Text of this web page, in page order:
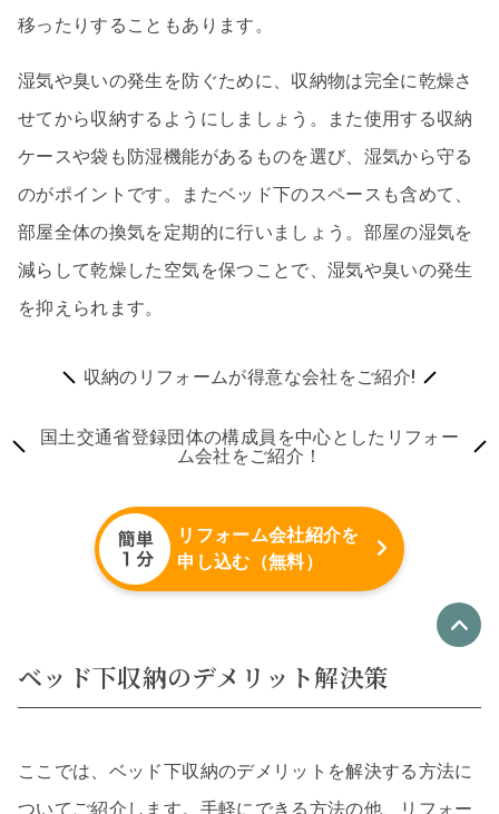
移ったりすることもあります。
湿気や臭いの発生を防ぐために、収納物は完全に乾燥さ
せてから収納するようにしましょう。また使用する収納
ケースや袋も防湿機能があるものを選び、湿気から守る
のがポイントです。またベッド下のスペースも含めて、
部屋全体の換気を定期的に行いましょう。部屋の湿気を
減らして乾燥した空気を保つことで、湿気や臭いの発生
を抑えられます。
収納のリフォームが得意な会社をご紹介!
国土交通省登録団体の構成員を中心としたリフォー
ム会社をご紹介！
リフォーム会社紹介を
申し込む（無料）
ベッド下収納のデメリット解決策
ここでは、ベッド下収納のデメリットを解決する方法に
ついてご紹介します。手軽にできる方法の他、リフォー
優良なリフォーム会社
最大4社
リフォーム会社紹介 を申し込む